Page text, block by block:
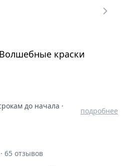
краски
до начала ·
подробнее
65 отзывов